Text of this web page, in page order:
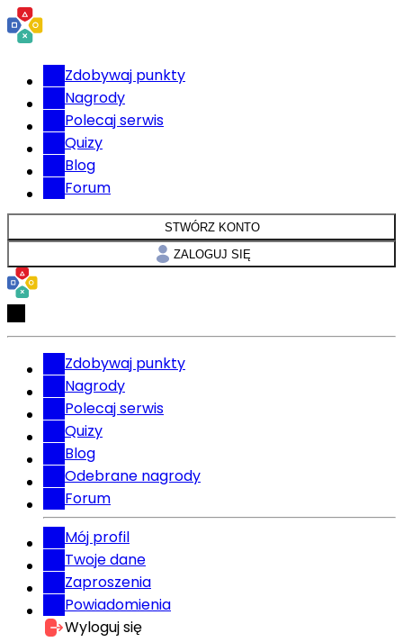
Zdobywaj punkty
Nagrody
Polecaj serwis
Quizy
Blog
Forum
STWÓRZ KONTO
ZALOGUJ SIĘ
Zdobywaj punkty
Nagrody
Polecaj serwis
Quizy
Blog
Odebrane nagrody
Forum
Mój profil
Twoje dane
Zaproszenia
Powiadomienia
Wyloguj się